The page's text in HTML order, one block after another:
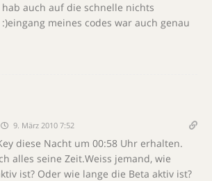
hab auch auf die schnelle nichts
meines codes war auch genau
9. März 2010 7:52
diese Nacht um 00:58 Uhr erhalten.
alles seine Zeit.Weiss jemand, wie
ist? Oder wie lange die Beta aktiv ist?